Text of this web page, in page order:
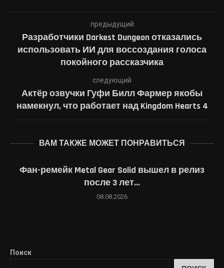
предыдущий
Разработчики Darkest Dungeon отказались
использовать ИИ для воссоздания голоса
покойного рассказчика
следующий
Актёр озвучки Гуфи Билл Фармер якобы
намекнул, что работает над Kingdom Hearts 4
ВАМ ТАКЖЕ МОЖЕТ ПОНРАВИТЬСЯ
Фан-ремейк Metal Gear Solid вышел в релиз
после 3 лет...
08.08.2026
Поиск